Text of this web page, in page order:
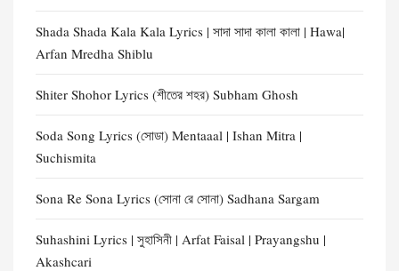
Shada Shada Kala Kala Lyrics | সাদা সাদা কালা কালা | Hawa|
Arfan Mredha Shiblu
Shiter Shohor Lyrics (শীতের শহর) Subham Ghosh
Soda Song Lyrics (সোডা) Mentaaal | Ishan Mitra |
Suchismita
Sona Re Sona Lyrics (সোনা রে সোনা) Sadhana Sargam
Suhashini Lyrics | সুহাসিনী | Arfat Faisal | Prayangshu |
Akashcari